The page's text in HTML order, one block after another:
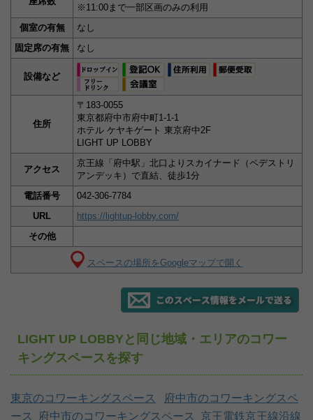
※11:00まで一部区画のみの利用
個室の有無
なし
固定席の有無
なし
設備など
住所
〒183-0055
東京都府中市府中町1-1-1
ホテル ケヤキゲート 東京府中2F
LIGHT UP LOBBY
アクセス
京王線「府中駅」北口よりスカイナード（ペデストリ
アンデッキ）で直結、徒歩1分
電話番号
042-306-7784
URL
https://lightup-lobby.com/
その他
スペースの場所をGoogleマップで開く
LIGHT UP LOBBYと同じ地域・エリアのコワー
キングスペースを探す
東京のコワーキングスペース
府中市のコワーキングスペ
ース
府中市のコワーキングスペース 京王電鉄京王線沿線